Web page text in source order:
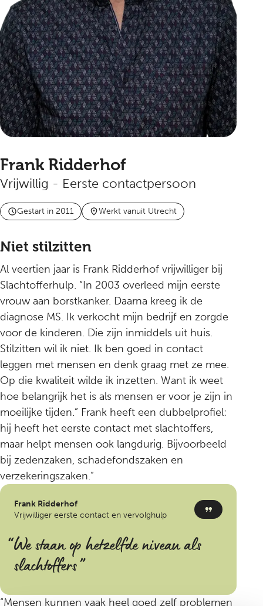
Frank Ridderhof
Vrijwillig - Eerste contactpersoon
Gestart in 2011 Werkt vanuit Utrecht
Niet stilzitten
Al veertien jaar is Frank Ridderhof vrijwilliger bij
Slachtofferhulp. “In 2003 overleed mijn eerste
vrouw aan borstkanker. Daarna kreeg ik de
diagnose MS. Ik verkocht mijn bedrijf en zorgde
voor de kinderen. Die zijn inmiddels uit huis.
Stilzitten wil ik niet. Ik ben goed in contact
leggen met mensen en denk graag met ze mee.
Op die kwaliteit wilde ik inzetten. Want ik weet
hoe belangrijk het is als mensen er voor je zijn in
moeilijke tijden.” Frank heeft een dubbelprofiel:
hij heeft het eerste contact met slachtoffers,
maar helpt mensen ook langdurig. Bijvoorbeeld
bij zedenzaken, schadefondszaken en
verzekeringszaken.”
We staan op hetzelfde niveau als
slachtoffers
Frank Ridderhof
Vrijwilliger eerste contact en vervolghulp
“Mensen kunnen vaak heel goed zelf problemen